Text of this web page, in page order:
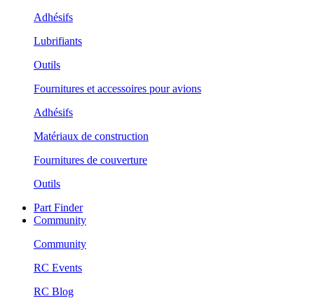
Adhésifs
Lubrifiants
Outils
Fournitures et accessoires pour avions
Adhésifs
Matériaux de construction
Fournitures de couverture
Outils
Part Finder
Community
Community
RC Events
RC Blog